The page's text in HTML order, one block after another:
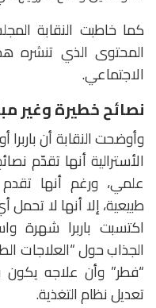
كما خاطبت النقابة
المحتوى الذي تنشره
الاجتماعي.
نصائح خطيرة وغير
وأوضحت النقابة أن
الأسترالية أنها تقدّم
علمي، ورغم أنها
طبيعية، إلا أنها لا
اكتسبت باربرا شهرة
الجذاب حول “العلاجات
“فطر” وأن علاجه يكون
تعديل نظام التغذية.